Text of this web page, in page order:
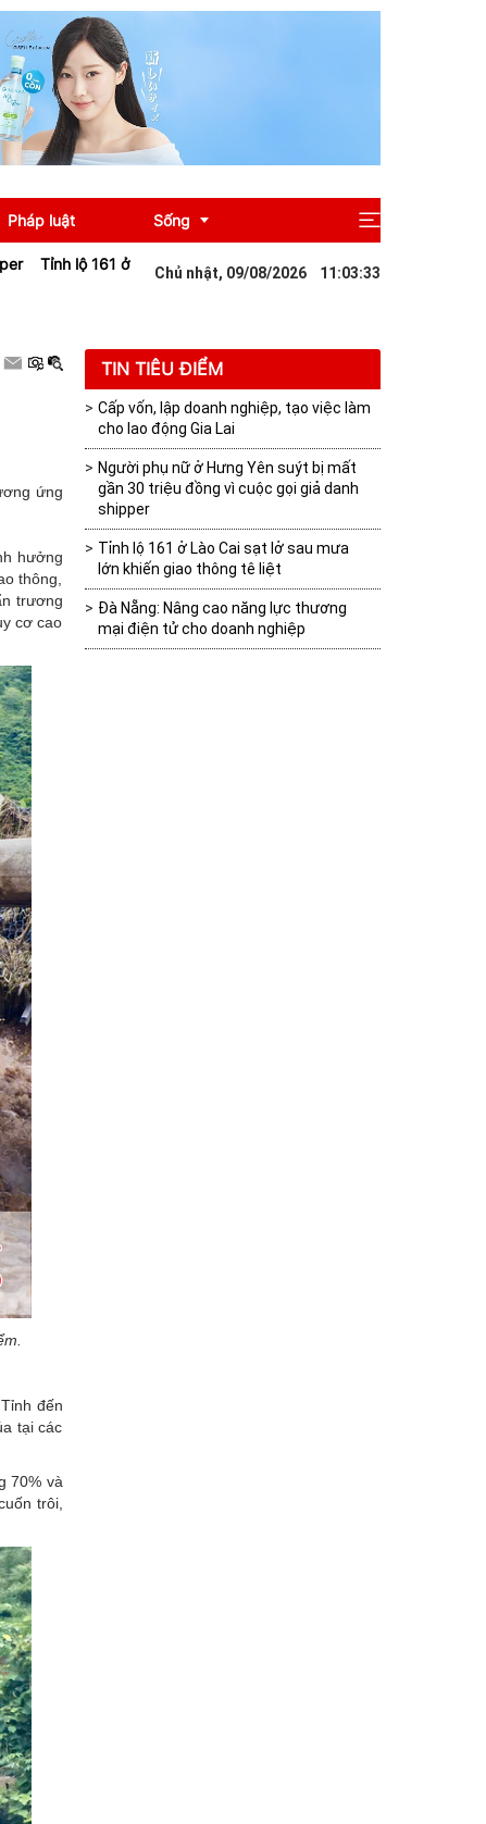
Pháp luật Sống
Du lịch
ở Lào Cai sạt lở sau mưa lớn khiến giao thông tê liệt
Chủ nhật, 09/08/2026 11 :03:35
ứng
hưởng
thông,
trương
cơ cao
. Tỉnh đến
tại các
70% và
trôi,
TIN TIÊU ĐIỂM
Cấp vốn, lập doanh nghiệp, tạo việc làm
cho lao động Gia Lai
Người phụ nữ ở Hưng Yên suýt bị mất
gần 30 triệu đồng vì cuộc gọi giả danh
shipper
Tỉnh lộ 161 ở Lào Cai sạt lở sau mưa
lớn khiến giao thông tê liệt
Đà Nẵng: Nâng cao năng lực thương
mại điện tử cho doanh nghiệp